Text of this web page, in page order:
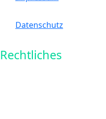
Datenschutz
Rechtliches